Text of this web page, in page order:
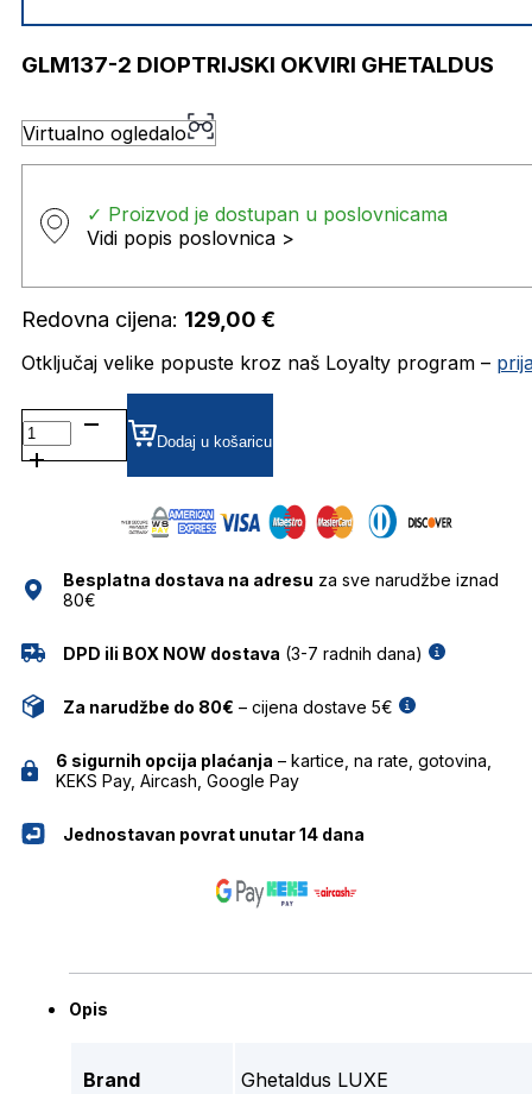
GLM137-2 DIOPTRIJSKI OKVIRI GHETALDUS
Virtualno ogledalo
✓ Proizvod je dostupan u poslovnicama
Vidi popis poslovnica >
Redovna cijena: 129,00 €
Otključaj velike popuste kroz naš Loyalty program –
GLM137-
2 DIOPTRIJSKI
OKVIRI
Dodaj u košaricu
Besplatna dostava na adresu za sve narudžbe iznad
80€
DPD ili BOX NOW dostava (3-7 radnih dana)
Za narudžbe do 80€ – cijena dostave 5€
6 sigurnih opcija plaćanja – kartice, na rate, gotovina,
KEKS Pay, Aircash, Google Pay
Jednostavan povrat unutar 14 dana
Opis
Brand Ghetaldus LUXE